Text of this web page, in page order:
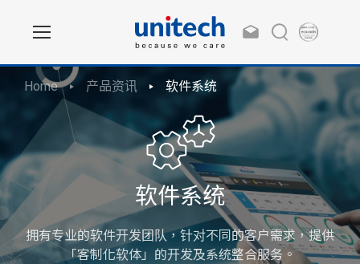
Home 产品资讯 软件系统
软件系统
拥有专业的软件开发团队，针对不同的客户需求，提供
「客制化软体」的开发及系统整合服务。